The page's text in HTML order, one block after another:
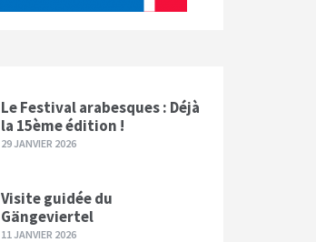
Le Festival arabesques : Déjà
la 15ème édition !
29 JANVIER 2026
Visite guidée du
Gängeviertel
11 JANVIER 2026